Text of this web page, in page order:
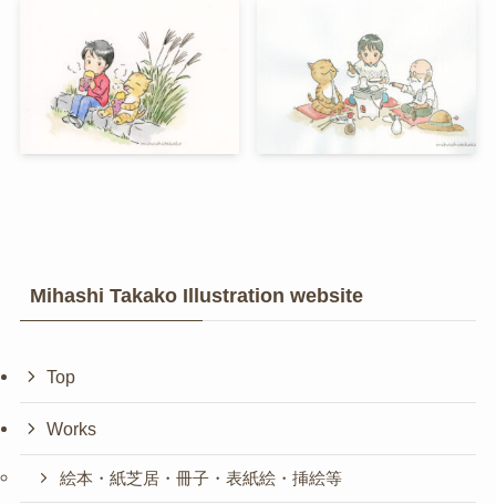
Mihashi Takako Illustration website
Top
Works
絵本・紙芝居・冊子・表紙絵・挿絵等